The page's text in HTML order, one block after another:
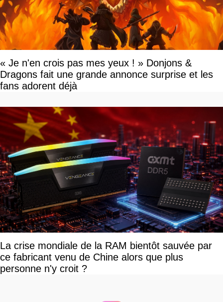
« Je n'en crois pas mes yeux ! » Donjons &
Dragons fait une grande annonce surprise et les
fans adorent déjà
La crise mondiale de la RAM bientôt sauvée par
ce fabricant venu de Chine alors que plus
personne n'y croit ?